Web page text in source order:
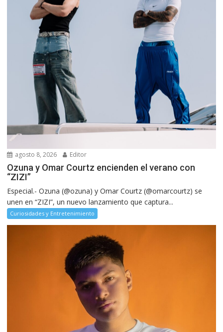
agosto 8, 2026 Editor
Ozuna y Omar Courtz encienden el verano con
“ZIZI”
Especial.- Ozuna (@ozuna) y Omar Courtz (@omarcourtz) se
unen en “ZIZI”, un nuevo lanzamiento que captura...
Curiosidades y Entretenimiento